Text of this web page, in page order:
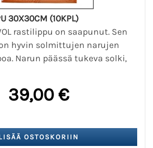
30X30CM (10KPL)
rastilippu on saapunut. Sen
hyvin solmittujen narujen
Narun päässä tukeva solki,
39,00 €